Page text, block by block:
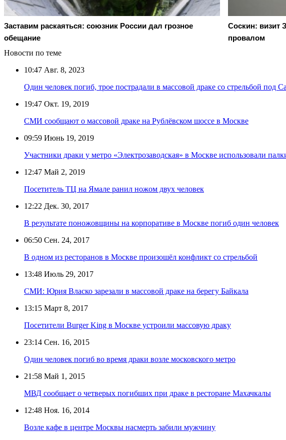
Заставим раскаяться: союзник России дал грозное
обещание
Соскин: визит
провалом
Новости по теме
10:47 Авг. 8, 2023
Один человек погиб, трое пострадали в массовой драке со стрельбой под
19:47 Окт. 19, 2019
СМИ сообщают о массовой драке на Рублёвском шоссе в Москве
09:59 Июнь 19, 2019
Участники драки у метро «Электрозаводская» в Москве использовали
12:47 Май 2, 2019
Посетитель ТЦ на Ямале ранил ножом двух человек
12:22 Дек. 30, 2017
В результате поножовщины на корпоративе в Москве погиб один человек
06:50 Сен. 24, 2017
В одном из ресторанов в Москве произошёл конфликт со стрельбой
13:48 Июль 29, 2017
СМИ: Юрия Власко зарезали в массовой драке на берегу Байкала
13:15 Март 8, 2017
Посетители Burger King в Москве устроили массовую драку
23:14 Сен. 16, 2015
Один человек погиб во время драки возле московского метро
21:58 Май 1, 2015
МВД сообщает о четверых погибших при драке в ресторане Махачкалы
12:48 Ноя. 16, 2014
Возле кафе в центре Москвы насмерть забили мужчину